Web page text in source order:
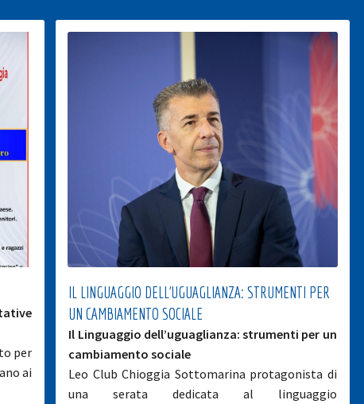
per
ai
IL LINGUAGGIO DELL’UGUAGLIANZA: STRUMENTI PER
UN CAMBIAMENTO SOCIALE
Il Linguaggio dell’uguaglianza: strumenti per un
cambiamento sociale
Leo Club Chioggia Sottomarina protagonista di
una serata dedicata al linguaggio